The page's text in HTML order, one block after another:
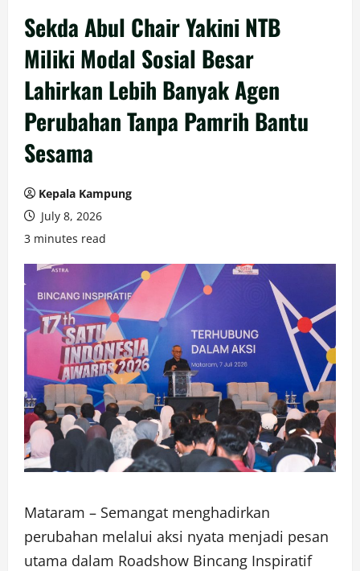
Sekda Abul Chair Yakini NTB
Miliki Modal Sosial Besar
Lahirkan Lebih Banyak Agen
Perubahan Tanpa Pamrih Bantu
Sesama
Kepala Kampung
July 8, 2026
3 minutes read
Mataram – Semangat menghadirkan
perubahan melalui aksi nyata menjadi pesan
utama dalam Roadshow Bincang Inspiratif